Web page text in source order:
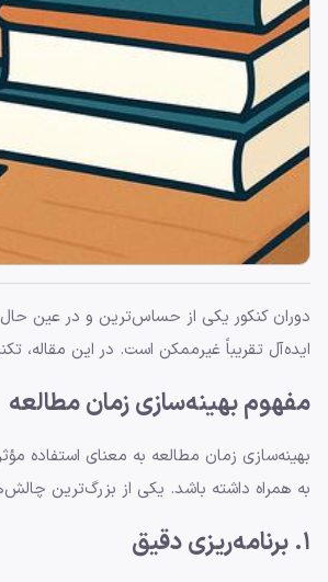
دوران کنکور یکی از حساس‌ترین و در عین
ایده‌آل تقریباً غیرممکن است. در این مقاله،
مفهوم بهینه‌سازی زمان مطالعه
بهینه‌سازی زمان مطالعه به معنای استفاده
به همراه داشته باشد. یکی از بزرگ‌ترین
1. برنامه‌ریزی دقیق